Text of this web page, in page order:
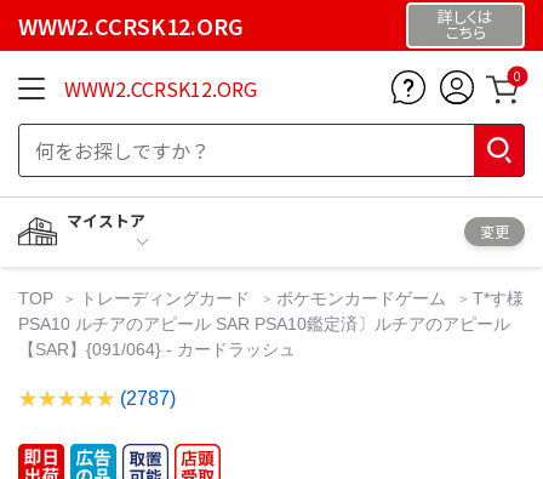
WWW2.CCRSK12.ORG 詳しくは
こちら
WWW2.CCRSK12.ORG 0
マイストア
変更
TOP トレーディングカード ポケモンカードゲーム
T*す様
PSA10 ルチアのアピール SAR PSA10鑑定済〕ルチアのアピール
【SAR】{091/064} - カードラッシュ
(2787)